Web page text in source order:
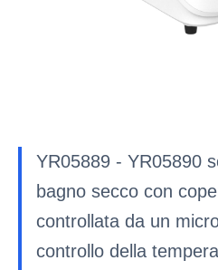
YR05889 - YR05890
bagno secco con
controllata da un
controllo della